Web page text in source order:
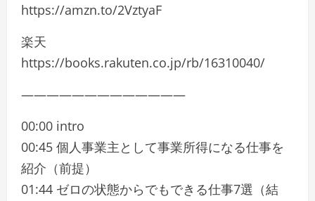
https://amzn.to/2VztyaF
楽天
https://books.rakuten.co.jp/rb/16310040/
—————————————
00:00 intro
00:45 個人事業主として事業所得になる仕事を
紹介（前提）
01:44 ゼロの状態からでもできる仕事7選（結